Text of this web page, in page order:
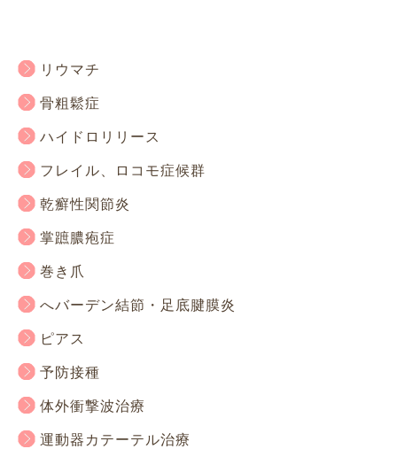
リウマチ
骨粗鬆症
ハイドロリリース
フレイル、ロコモ症候群
乾癬性関節炎
掌蹠膿疱症
巻き爪
へバーデン結節・足底腱膜炎
ピアス
予防接種
体外衝撃波治療
運動器カテーテル治療